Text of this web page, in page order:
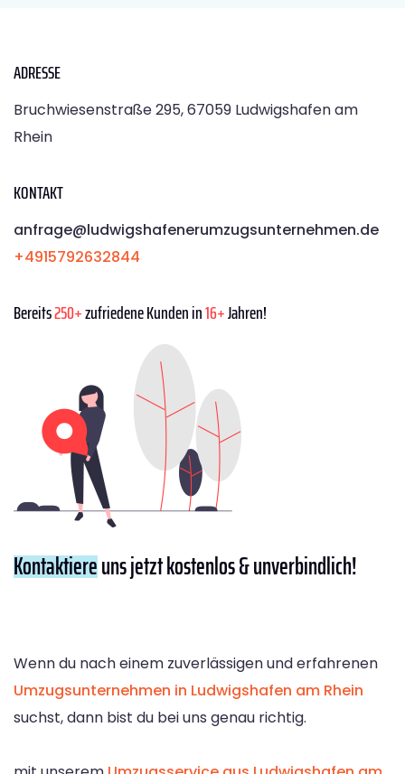
ADRESSE
Bruchwiesenstraße 295, 67059 Ludwigshafen am
Rhein
KONTAKT
anfrage@ludwigshafenerumzugsunternehmen.de
+4915792632844
Bereits250+zufriedene Kunden in16+Jahren!
Kontaktiereuns jetzt kostenlos & unverbindlich!
Wenn du nach einem zuverlässigen und erfahrenen
Umzugsunternehmen in Ludwigshafen am Rhein
suchst, dann bist du bei uns genau richtig.